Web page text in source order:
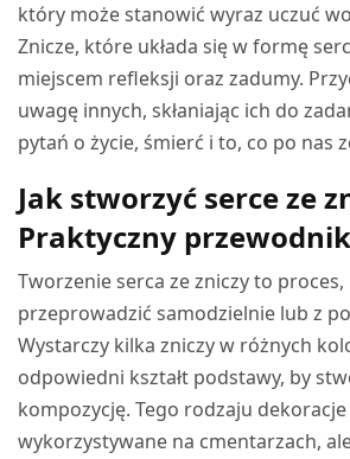
który może stanowić wyraz uczuć
Znicze, które układa się w formę
miejscem refleksji oraz zadumy.
uwagę innych, skłaniając ich do
pytań o życie, śmierć i to, co po nas
Jak stworzyć serce ze
Praktyczny przewodnik
Tworzenie serca ze zniczy to
przeprowadzić samodzielnie lub z
Wystarczy kilka zniczy w różnych
odpowiedni kształt podstawy, by
kompozycję. Tego rodzaju dekoracje
wykorzystywane na cmentarzach,